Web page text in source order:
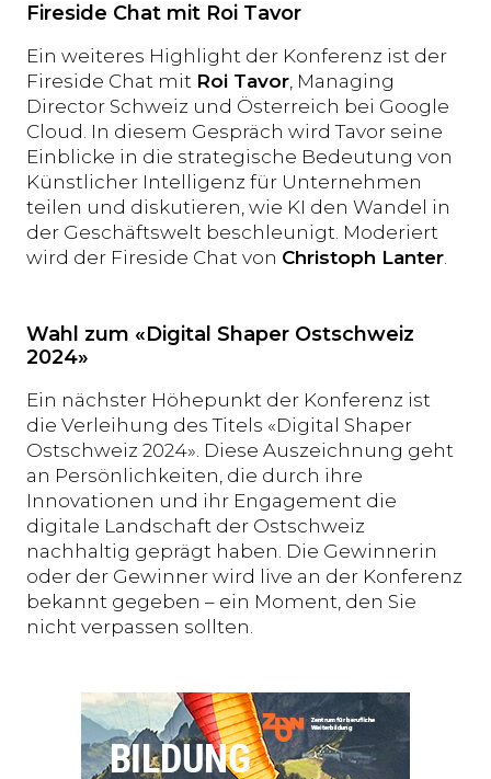
Fireside Chat mit Roi Tavor
Ein weiteres Highlight der Konferenz ist der
Fireside Chat mit Roi Tavor, Managing
Director Schweiz und Österreich bei Google
Cloud. In diesem Gespräch wird Tavor seine
Einblicke in die strategische Bedeutung von
Künstlicher Intelligenz für Unternehmen
teilen und diskutieren, wie KI den Wandel in
der Geschäftswelt beschleunigt. Moderiert
wird der Fireside Chat von Christoph Lanter.
Wahl zum «Digital Shaper Ostschweiz
2024»
Ein nächster Höhepunkt der Konferenz ist
die Verleihung des Titels «Digital Shaper
Ostschweiz 2024». Diese Auszeichnung geht
an Persönlichkeiten, die durch ihre
Innovationen und ihr Engagement die
digitale Landschaft der Ostschweiz
nachhaltig geprägt haben. Die Gewinnerin
oder der Gewinner wird live an der Konferenz
bekannt gegeben – ein Moment, den Sie
nicht verpassen sollten.